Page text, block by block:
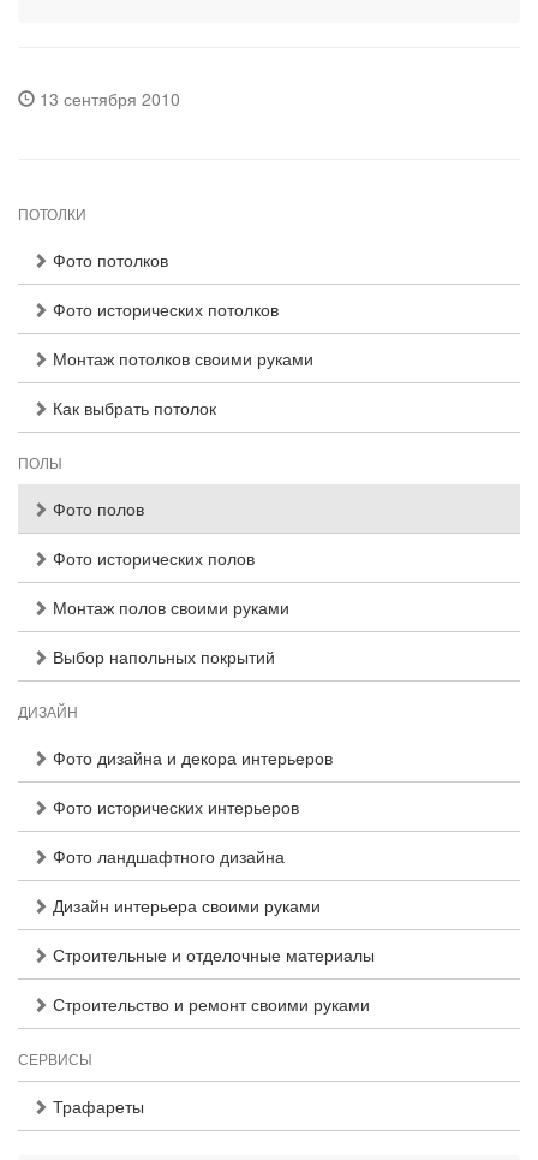
13 сентября 2010
ПОТОЛКИ
Фото потолков
Фото исторических потолков
Монтаж потолков своими руками
Как выбрать потолок
ПОЛЫ
Фото полов
Фото исторических полов
Монтаж полов своими руками
Выбор напольных покрытий
ДИЗАЙН
Фото дизайна и декора интерьеров
Фото исторических интерьеров
Фото ландшафтного дизайна
Дизайн интерьера своими руками
Строительные и отделочные материалы
Строительство и ремонт своими руками
СЕРВИСЫ
Трафареты